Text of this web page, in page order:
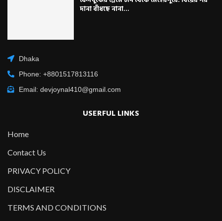
দানা বাঁধছে নানা...
Dhaka
Phone: +8801517813116
Email: devjoynal410@gmail.com
USERFUL LINKS
Home
Contact Us
PRIVACY POLICY
DISCLAIMER
TERMS AND CONDITIONS